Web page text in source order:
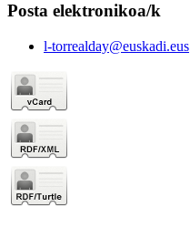
Posta elektronikoa/k
l-torrealday@euskadi.eus